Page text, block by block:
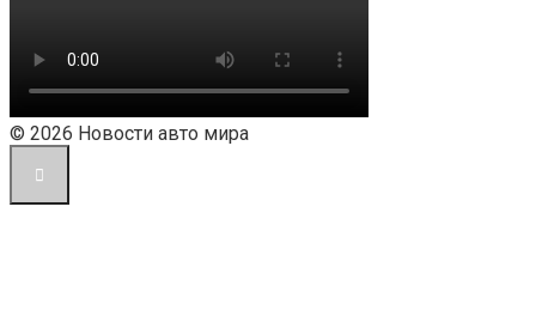
© 2026 Новости авто мира